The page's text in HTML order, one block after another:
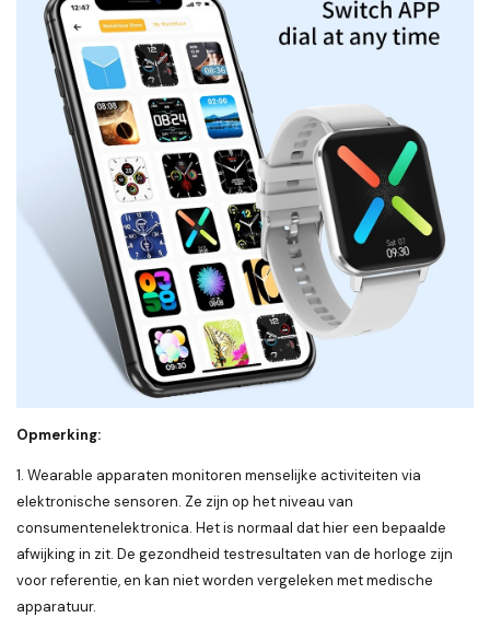
Opmerking:
1. Wearable apparaten monitoren menselijke activiteiten via
elektronische sensoren. Ze zijn op het niveau van
consumentenelektronica. Het is normaal dat hier een bepaalde
afwijking in zit. De gezondheid testresultaten van de horloge zijn
voor referentie, en kan niet worden vergeleken met medische
apparatuur.